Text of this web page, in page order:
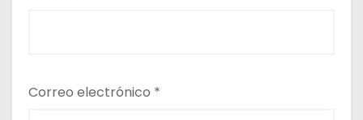
Correo electrónico *